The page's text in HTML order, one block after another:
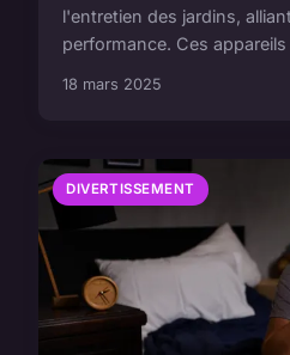
l'entretien des jardins,
performance. Ces appareils
18 mars 2025
DIVERTISSEMENT